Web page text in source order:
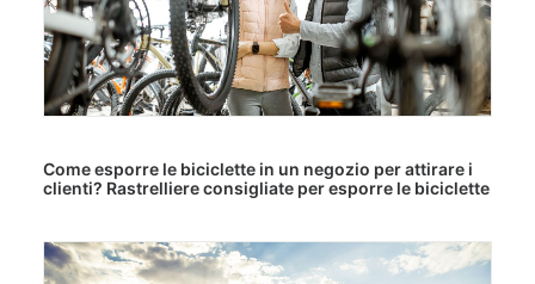
Come esporre le biciclette in un negozio per attirare i
clienti? Rastrelliere consigliate per esporre le biciclette